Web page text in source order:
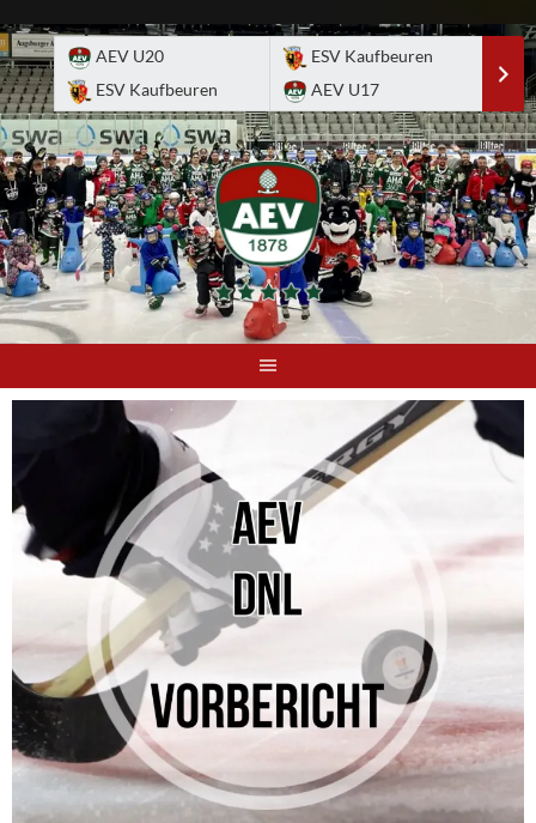
to
content
AEV U20
ESV Kaufbeuren
ESV Kaufbeuren
AEV U17